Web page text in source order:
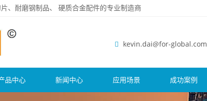
、耐磨钢制品、 硬质合金配件的专业制造商
kevin.dai@for-global.com
品中心 新闻中心 应用场景 成功案例